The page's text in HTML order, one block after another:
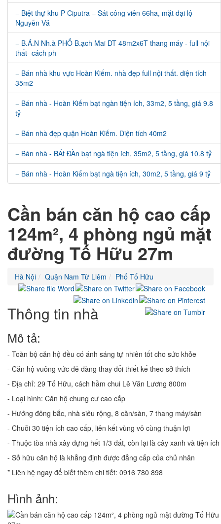
Biệt thự khu P Ciputra – Sát công viên 66ha, mặt đại lộ
Nguyễn Vă
B.Á.N Nh.à PHỐ B.ạch Mai DT 48m2x6T thang máy - full nội
thất- cách ph
Bán nhà khu vực Hoàn Kiếm. nhà đẹp full nội thất. diện tích
35m2
Bán nhà - Hoàn Kiếm bạt ngàn tiện ích, 33m2, 5 tầng, giá 9.8
tỷ
Bán nhà đẹp quận Hoàn Kiếm. Diện tích 40m2
Bán nhà - BÁt ĐÀn bạt ngà tiện ích, 35m2, 5 tầng, giá 10.8 tỷ
Bán nhà - Hoàn Kiếm bạt ngà tiện ích, 30m2, 5 tầng, giá 9 tỷ
Cần bán căn hộ cao cấp
124m², 4 phòng ngủ mặt
đường Tố Hữu 27m
Hà Nội Quận Nam Từ Liêm Phố Tố Hữu
Thông tin nhà
Mô tả:
- Toàn bộ căn hộ đều có ánh sáng tự nhiên tốt cho sức khỏe
- Căn hộ vuông vức dễ dàng thay đổi thiết kế theo sở thích
- Địa chỉ: 29 Tố Hữu, cách hầm chui Lê Văn Lương 800m
- Loại hình: Căn hộ chung cư cao cấp
- Hướng đông bắc, nhà siêu rộng, 8 căn/sàn, 7 thang máy/sàn
- Chuỗi 30 tiện ích cao cấp, liên kết vùng vô cùng thuận lợi
- Thuộc tòa nhà xây dựng hết 1/3 đất, còn lại là cây xanh và tiện ích
- Sở hữu căn hộ là khẳng định được đẳng cấp của chủ nhân
* Liên hệ ngay để biết thêm chi tiết: 0916 780 898
Hình ảnh: